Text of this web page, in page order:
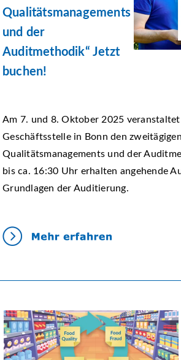
Qualitätsmanagements
und der
Auditmethodik“ Jetzt
buchen!
Am 7. und 8. Oktober 2025
Geschäftsstelle in Bonn den
Qualitätsmanagements und der
bis ca. 16:30 Uhr erhalten angehende
Grundlagen der Auditierung.